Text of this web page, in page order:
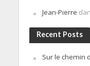
Jean-Pierre
Recent Posts
Sur le chemin